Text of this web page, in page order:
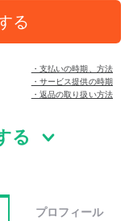
る
・支払いの時期、方法
・サービス提供の時期
・返品の取り扱い方法
る
プロフィール